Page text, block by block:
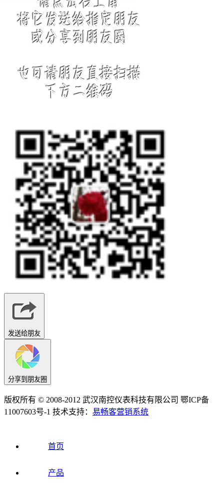
发送给朋友
分享到朋友圈
版权所有 © 2008-2012 武汉南控仪表科技有限公司 鄂ICP备
11007603号-1 技术支持： 易畅客营销系统
首页
产品